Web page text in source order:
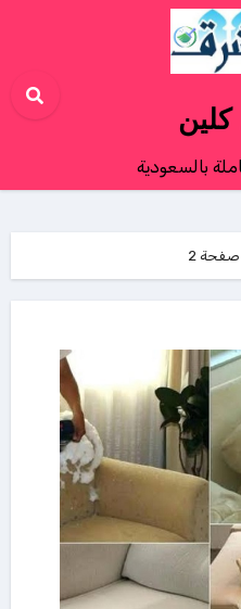
بالسعودية
صفحة 2